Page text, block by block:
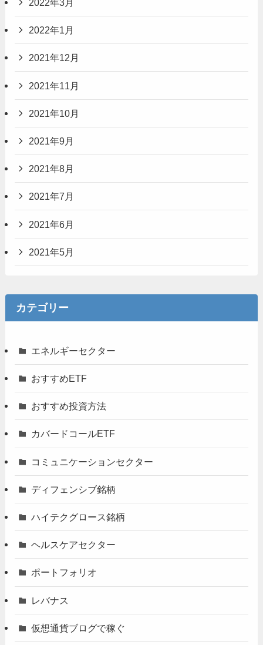
2022年3月
2022年1月
2021年12月
2021年11月
2021年10月
2021年9月
2021年8月
2021年7月
2021年6月
2021年5月
カテゴリー
エネルギーセクター
おすすめETF
おすすめ投資方法
カバードコールETF
コミュニケーションセクター
ディフェンシブ銘柄
ハイテクグロース銘柄
ヘルスケアセクター
ポートフォリオ
レバナス
仮想通貨ブログで稼ぐ